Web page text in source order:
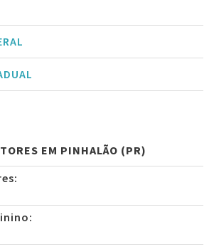
EM PINHALÃO (PR)